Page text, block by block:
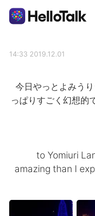
العربية
繁體中文
2019.12.01 14:33
今日やっとよみう
っぱりすごく幻想的
to Yomiuri
amazing than I